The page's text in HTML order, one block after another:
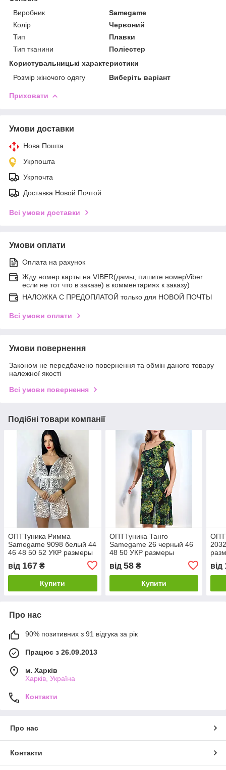
Виробник
Samegame
Колір
Червоний
Тип
Плавки
Тип тканини
Поліестер
Користувальницькі характеристики
Розмір жіночого одягу
Виберіть варіант
Приховати
Умови доставки
Нова Пошта
Укрпошта
Укрпочта
Доставка Новой Почтой
Всі умови доставки
Умови оплати
Оплата на рахунок
Жду номер карты на VIBER(дамы, пишите номерViber
если не тот что в заказе) в комментариях к заказу)
НАЛОЖКА С ПРЕДОПЛАТОЙ только для НОВОЙ ПОЧТЫ
Всі умови оплати
Умови повернення
Законом не передбачено повернення та обмін даного товару
належної якості
Всі умови повернення
Подібні товари компанії
ОПТТуника Римма
Samegame 9098 белый 44
46 48 50 52 УКР размеры
від 167 ₴
Купити
ОПТТуника Танго
Samegame 26 черный 46
48 50 УКР размеры
від 58₴
Купити
від
Про нас
90% позитивних з 91 відгука за рік
Працює з 26.09.2013
м. Харків
Харків, Україна
Контакти
Про нас
Контакти